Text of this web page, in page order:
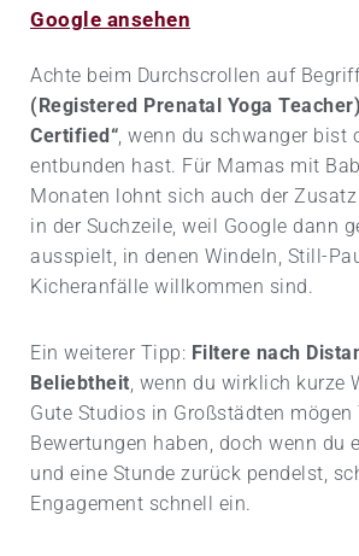
Google ansehen
Achte beim Durchscrollen auf
(Registered Prenatal Yoga Teacher)
Certified“, wenn du schwanger bist
entbunden hast. Für Mamas mit
Monaten lohnt sich auch der Zusatz
in der Suchzeile, weil Google dann
ausspielt, in denen Windeln, Still-
Kicheranfälle willkommen sind.
Ein weiterer Tipp: Filtere nach
Beliebtheit, wenn du wirklich kurze
Gute Studios in Großstädten mögen
Bewertungen haben, doch wenn du
und eine Stunde zurück pendelst,
Engagement schnell ein.